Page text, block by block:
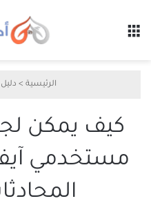
الرئيسية > دليل
كيف يمكن
مستخدمي